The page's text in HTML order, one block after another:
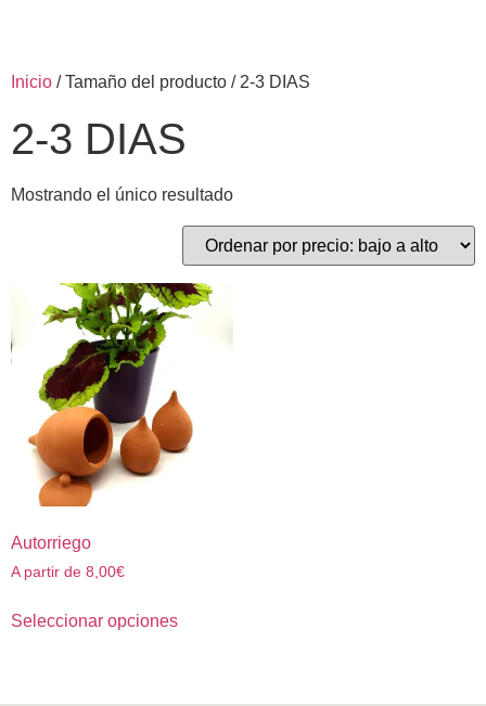
Inicio / Tamaño del producto / 2-3 DIAS
2-3 DIAS
Mostrando el único resultado
Autorriego
A partir de 8,00€
Seleccionar opciones